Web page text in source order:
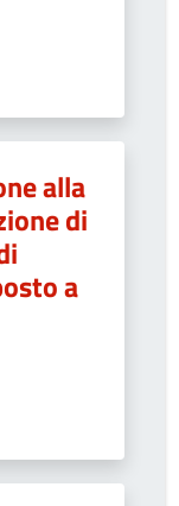
alla
di
a